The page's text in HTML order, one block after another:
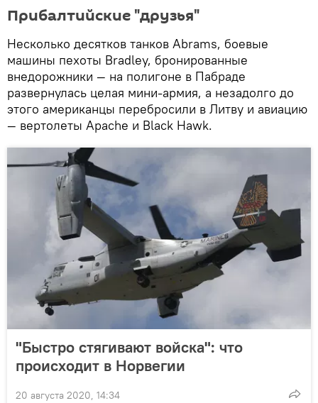
Прибалтийские "друзья"
Несколько десятков танков Abrams, боевые
машины пехоты Bradley, бронированные
внедорожники — на полигоне в Пабраде
развернулась целая мини-армия, а незадолго до
этого американцы перебросили в Литву и авиацию
— вертолеты Apache и Black Hawk.
"Быстро стягивают войска": что
происходит в Норвегии
20 августа 2020, 14:34